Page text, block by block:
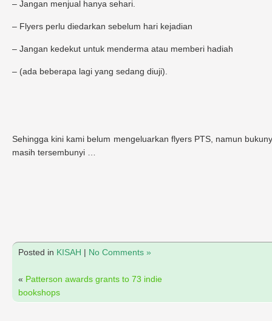
– Jangan menjual hanya sehari.
– Flyers perlu diedarkan sebelum hari kejadian
– Jangan kedekut untuk menderma atau memberi hadiah
– (ada beberapa lagi yang sedang diuji).
Sehingga kini kami belum mengeluarkan flyers PTS, namun
masih tersembunyi …
Posted in KISAH | No Comments »
« Patterson awards grants to 73 indie
bookshops